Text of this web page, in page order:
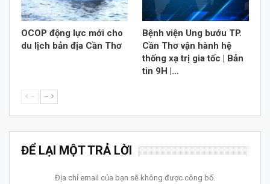
OCOP động lực mới cho
du lịch bản địa Cần Thơ
Bệnh viện Ung bướu TP.
Cần Thơ vận hành hệ
thống xạ trị gia tốc | Bản
tin 9H |…
-- --
ĐỂ LẠI MỘT TRẢ LỜI
Địa chỉ email của bạn sẽ không được công bố.